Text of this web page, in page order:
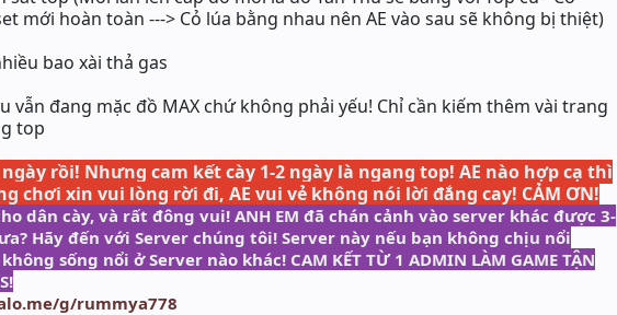
mới hoàn toàn ---> Cỏ lúa bằng nhau nên AE vào sau sẽ không bị thiệt)
bao xài thả gas
vẫn đang mặc đồ MAX chứ không phải yếu! Chỉ cần kiếm thêm vài trang
top
rồi! Nhưng cam kết cày 1-2 ngày là ngang top! AE nào hợp cạ thì
chơi xin vui lòng rời đi, AE vui vẻ không nói lời đắng cay! CẢM ƠN!
dân cày, và rất đông vui! ANH EM đã chán cảnh vào server khác được 3-
Hãy đến với Server chúng tôi! Server này nếu bạn không chịu nổi
sống nổi ở Server nào khác! CAM KẾT TỪ 1 ADMIN LÀM GAME TẬN
g/rummya778